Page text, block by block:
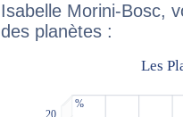
Isabelle Morini-Bosc,
des planètes :